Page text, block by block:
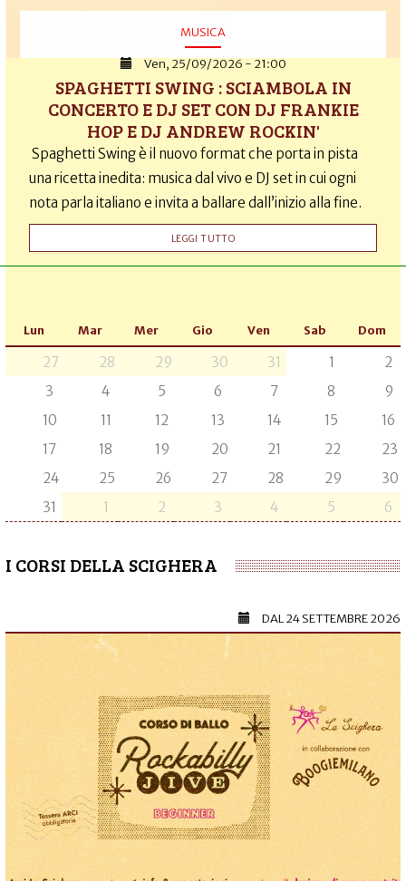
MUSICA
Ven, 25/09/2026 - 21:00
SPAGHETTI SWING : SCIAMBOLA IN
CONCERTO E DJ SET CON DJ FRANKIE
HOP E DJ ANDREW ROCKIN'
Spaghetti Swing è il nuovo format che porta in pista
una ricetta inedita: musica dal vivo e DJ set in cui ogni
nota parla italiano e invita a ballare dall’inizio alla fine.
LEGGI TUTTO
Lun Mar Mer Gio Ven Sab Dom
27 28 29 30 31 1
2
3
4 5 6 7 8
9
10
11 12 13 14 15
16
17
18 19 20 21 22
23
24
25 26 27 28 29
30
31
1 2 3 4 5 6
I CORSI DELLA SCIGHERA
DAL24 SETTEMBRE 2026